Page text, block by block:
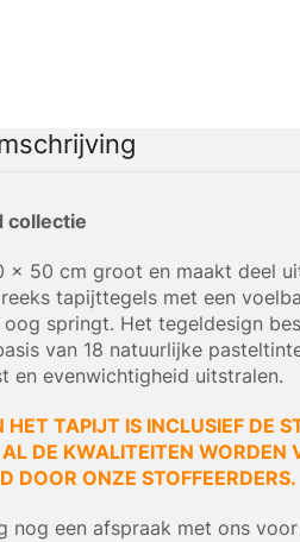
collectie
x 50 cm groot en maakt deel
tapijttegels met een
oog springt. Het tegeldesign
van 18 natuurlijke
en evenwichtigheid uitstralen.
HET TAPIJT IS INCLUSIEF DE
DE KWALITEITEN WORDEN
DOOR ONZE STOFFEERDERS.
nog een afspraak met ons